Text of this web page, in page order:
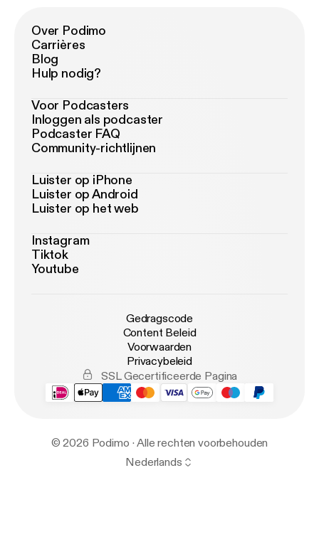
Over Podimo
Carrières
Blog
Hulp nodig?
Voor Podcasters
Inloggen als podcaster
Podcaster FAQ
Community-richtlijnen
Luister op iPhone
Luister op Android
Luister op het web
Instagram
Tiktok
Youtube
Gedragscode
Content Beleid
Voorwaarden
Privacybeleid
SSL Gecertificeerde Pagina
© 2026 Podimo · Alle rechten voorbehouden
Nederlands